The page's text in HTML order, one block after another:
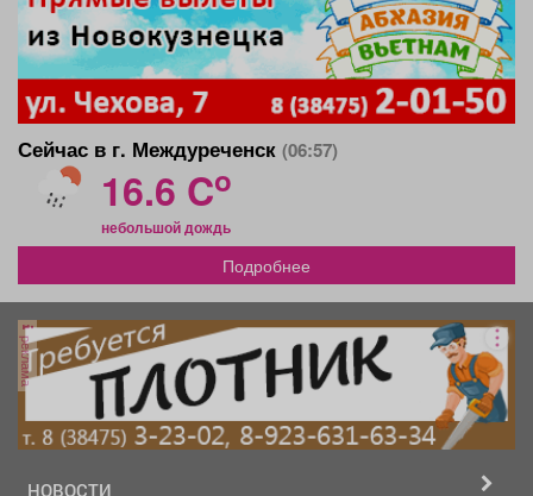
Сейчас в г. Междуреченск (06:57)
16.6 Co
небольшой дождь
Подробнее
реклама
НОВОСТИ